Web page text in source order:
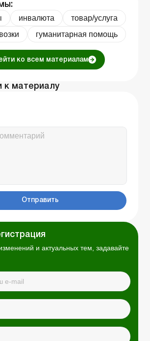
инвалюта
товар/услуга
гуманитарная помощь
ко всем материалам
к материалу
Отправить
и актуальных тем, задавайте